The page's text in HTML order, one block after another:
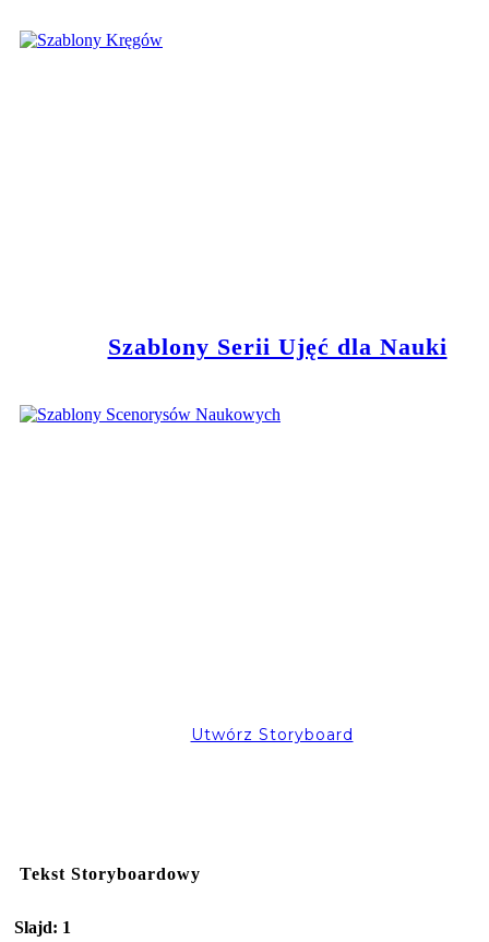
Szablony Serii Ujęć dla Nauki
Utwórz Storyboard
Tekst Storyboardowy
Slajd: 1